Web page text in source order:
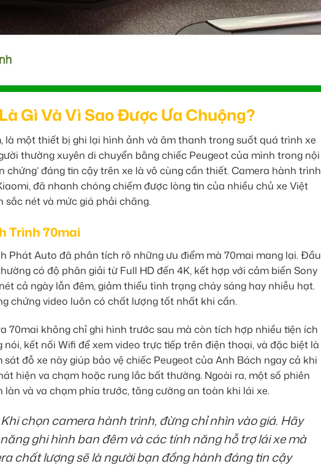
Gì Và Vì Sao Được Ưa Chuộng?
là một thiết bị ghi lại hình ảnh và âm thanh trong suốt quá trình xe
thường xuyên di chuyển bằng chiếc Peugeot của mình trong nội
chứng’ đáng tin cậy trên xe là vô cùng cần thiết. Camera hành trình
đã nhanh chóng chiếm được lòng tin của nhiều chủ xe Việt
sắc nét và mức giá phải chăng.
Trình 70mai
Phát Auto đã phân tích rõ những ưu điểm mà 70mai mang lại. Đầu
có độ phân giải từ Full HD đến 4K, kết hợp với cảm biến Sony
cả ngày lẫn đêm, giảm thiểu tình trạng cháy sáng hay nhiễu hạt.
chứng video luôn có chất lượng tốt nhất khi cần.
70mai không chỉ ghi hình trước sau mà còn tích hợp nhiều tiện ích
kết nối Wifi để xem video trực tiếp trên điện thoại, và đặc biệt là
đỗ xe này giúp bảo vệ chiếc Peugeot của Anh Bách ngay cả khi
hiện va chạm hoặc rung lắc bất thường. Ngoài ra, một số phiên
và va chạm phía trước, tăng cường an toàn khi lái xe.
chọn camera hành trình, đừng chỉ nhìn vào giá. Hãy
ghi hình ban đêm và các tính năng hỗ trợ lái xe mà
chất lượng sẽ là người bạn đồng hành đáng tin cậy